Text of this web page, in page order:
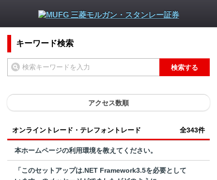
キーワード検索
検索する
アクセス数順
オンライントレード・テレフォントレード 全343件
本ホームページの利用環境を教えてください。
「このセットアップは.NET Framework3.5を必要として